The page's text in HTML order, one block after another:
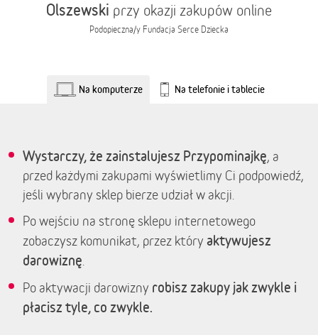
Olszewski przy okazji zakupów online
Podopieczna/y Fundacja Serce Dziecka
Na komputerze Na telefonie i tablecie
Wystarczy, że zainstalujesz Przypominajkę, a
przed każdymi zakupami wyświetlimy Ci podpowiedź,
jeśli wybrany sklep bierze udział w akcji.
Po wejściu na stronę sklepu internetowego
zobaczysz komunikat, przez który aktywujesz
darowiznę
Po aktywacji darowizny robisz zakupy jak zwykle i
płacisz tyle, co zwykle.